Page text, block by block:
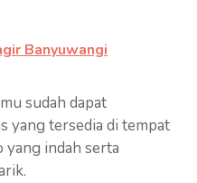
Banyuwangi
sudah dapat
yang tersedia di tempat
indah serta